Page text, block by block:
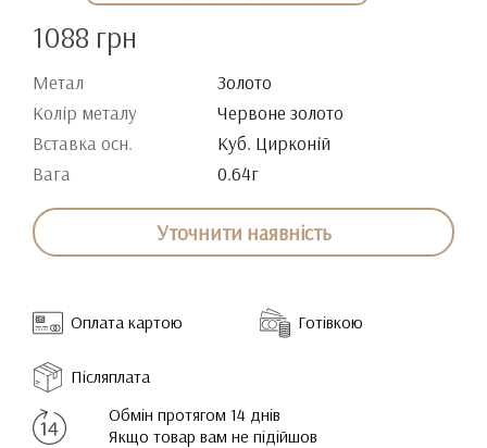
1088 грн
Метал
Золото
Колір металу
Червоне золото
Вставка осн.
Куб. Цирконій
Вага
0.64г
Уточнити наявність
Оплата картою Готівкою
Післяплата
Обмін протягом 14 днів
Якщо товар вам не підійшов